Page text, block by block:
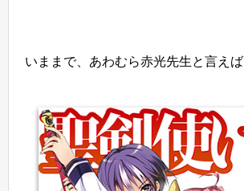
いままで、あわむら赤光先生と言えば